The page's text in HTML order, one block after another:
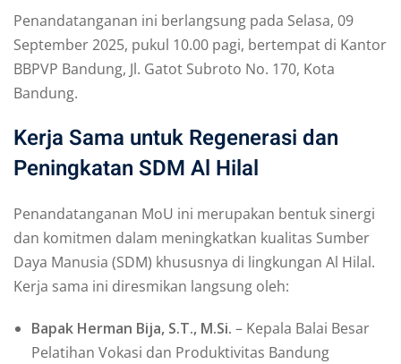
Penandatanganan ini berlangsung pada Selasa, 09
September 2025, pukul 10.00 pagi, bertempat di Kantor
BBPVP Bandung, Jl. Gatot Subroto No. 170, Kota
Bandung.
Kerja Sama untuk Regenerasi dan
Peningkatan SDM Al Hilal
Penandatanganan MoU ini merupakan bentuk sinergi
dan komitmen dalam meningkatkan kualitas Sumber
Daya Manusia (SDM) khususnya di lingkungan Al Hilal.
Kerja sama ini diresmikan langsung oleh:
Bapak Herman Bija, S.T., M.Si. – Kepala Balai Besar
Pelatihan Vokasi dan Produktivitas Bandung